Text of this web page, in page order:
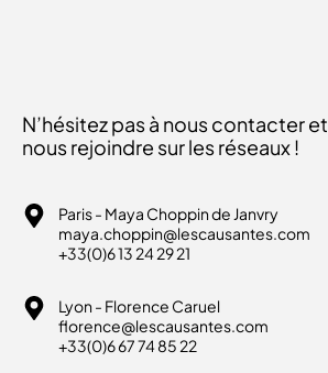
N’hésitez pas à nous contacter et
nous rejoindre sur les réseaux !
Paris - Maya Choppin de Janvry
maya.choppin@lescausantes.com
+33(0)6 13 24 29 21
Lyon - Florence Caruel
florence@lescausantes.com
+33(0)6 67 74 85 22